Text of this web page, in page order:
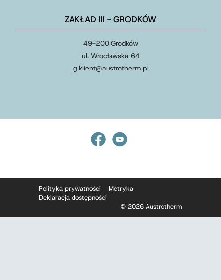
ZAKŁAD III - GRODKÓW
49-200 Grodków
ul. Wrocławska 64
g.klient@austrotherm.pl
Polityka prywatności
Metryka
Deklaracja dostępności
© 2026 Austrotherm